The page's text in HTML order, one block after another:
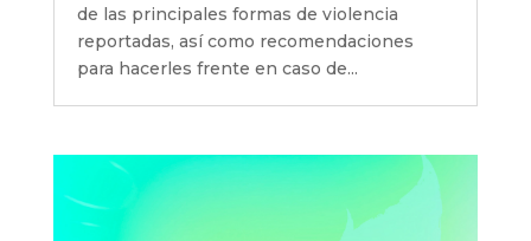
de las principales formas de violencia
reportadas, así como recomendaciones
para hacerles frente en caso de...